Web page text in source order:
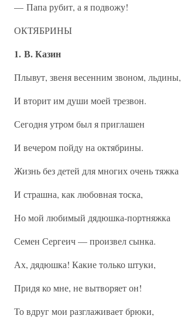
— Папа рубит, а я подвожу!
ОКТЯБРИНЫ
1. В. Казин
Плывут, звеня весенним звоном, льдины,
И вторит им души моей трезвон.
Сегодня утром был я приглашен
И вечером пойду на октябрины.
Жизнь без детей для многих очень тяжка
И страшна, как любовная тоска,
Но мой любимый дядюшка-портняжка
Семен Сергеич — произвел сынка.
Ах, дядюшка! Какие только штуки,
Придя ко мне, не вытворяет он!
То вдруг мои разглаживает брюки,